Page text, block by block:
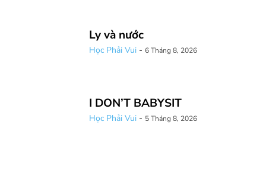
Ly và nước
Học Phải Vui - 6 Tháng 8, 2026
I DON’T BABYSIT
Học Phải Vui - 5 Tháng 8, 2026